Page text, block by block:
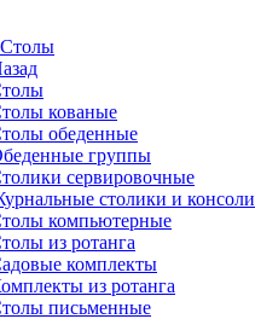
Столы
кованые
обеденные
группы
сервировочные
столики и консоли
компьютерные
из ротанга
комплекты
из ротанга
письменные